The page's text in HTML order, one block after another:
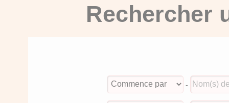
Rechercher
-